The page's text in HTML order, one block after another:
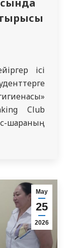
ісі
Club
шараның
тілінде
жалпы
жеке
Мау
25
2026